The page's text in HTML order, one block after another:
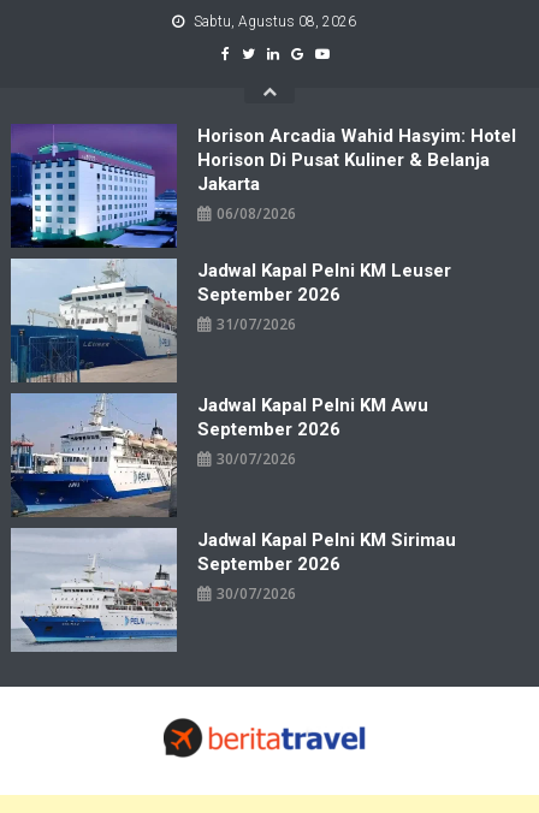
Sabtu, Agustus 08, 2026
Horison Arcadia Wahid Hasyim: Hotel
Horison Di Pusat Kuliner & Belanja
Jakarta
06/08/2026
Jadwal Kapal Pelni KM Leuser
September 2026
31/07/2026
Jadwal Kapal Pelni KM Awu
September 2026
30/07/2026
Jadwal Kapal Pelni KM Sirimau
September 2026
30/07/2026
Travelbiz